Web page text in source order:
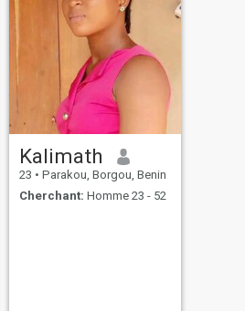
Kalimath
23 • Parakou, Borgou, Benin
Cherchant: Homme 23 - 52